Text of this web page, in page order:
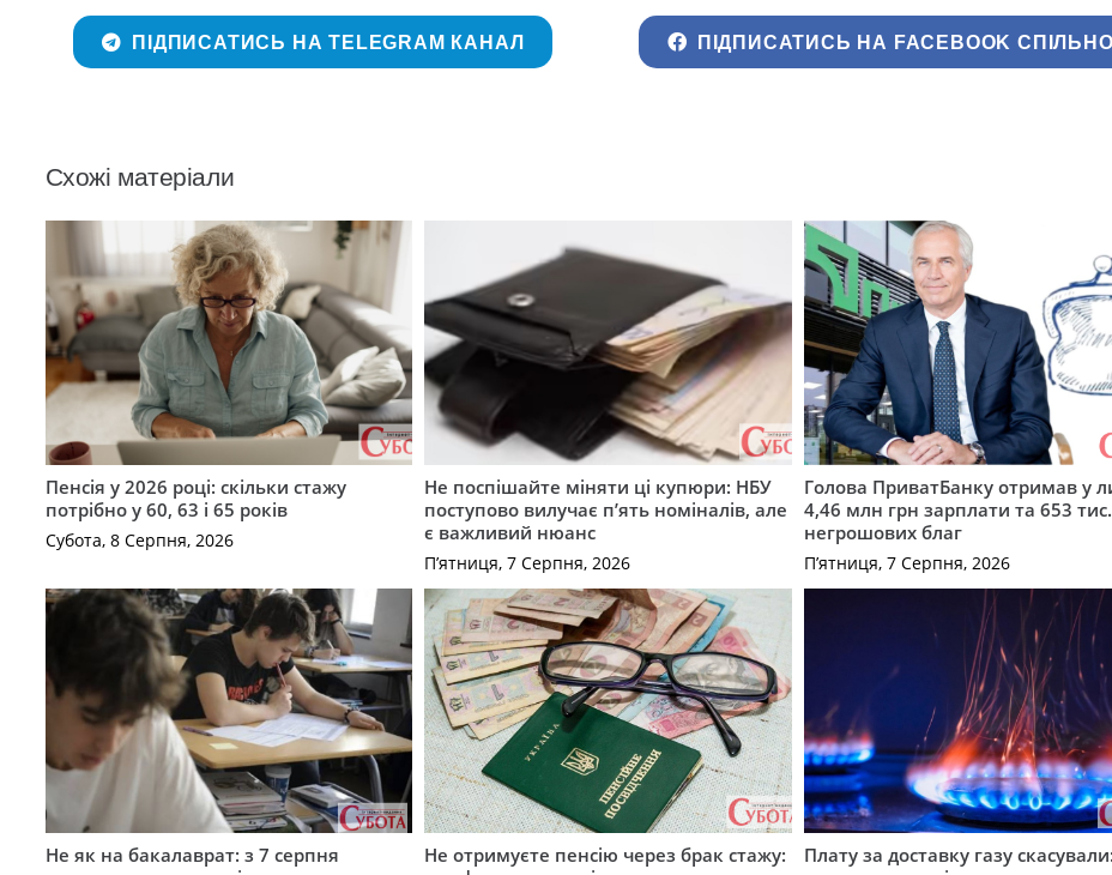
ПІДПИСАТИСЬ НА TELEGRAM КАНАЛ ПІДПИСАТИСЬ НА FACEBOOK
Схожі матеріали
Пенсія у 2026 році: скільки стажу
потрібно у 60, 63 і 65 років
Субота, 8 Серпня, 2026
Не поспішайте міняти ці купюри: НБУ
поступово вилучає п’ять номіналів, але
є важливий нюанс
П’ятниця, 7 Серпня, 2026
Голова ПриватБанку отримав у
4,46 млн грн зарплати та 653
негрошових благ
П’ятниця, 7 Серпня, 2026
Не як на бакалаврат: з 7 серпня
Не отримуєте пенсію через брак стажу:
Плату за доставку газу